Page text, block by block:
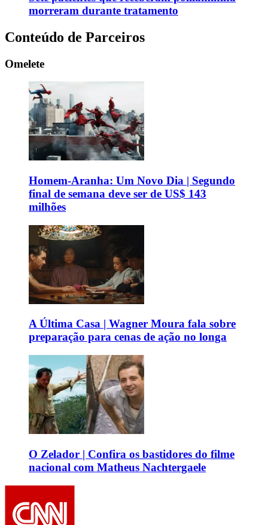
morreram durante tratamento
Conteúdo de Parceiros
Omelete
Homem-Aranha: Um Novo Dia | Segundo
final de semana deve ser de US$ 143
milhões
A Última Casa | Wagner Moura fala sobre
preparação para cenas de ação no longa
O Zelador | Confira os bastidores do filme
nacional com Matheus Nachtergaele